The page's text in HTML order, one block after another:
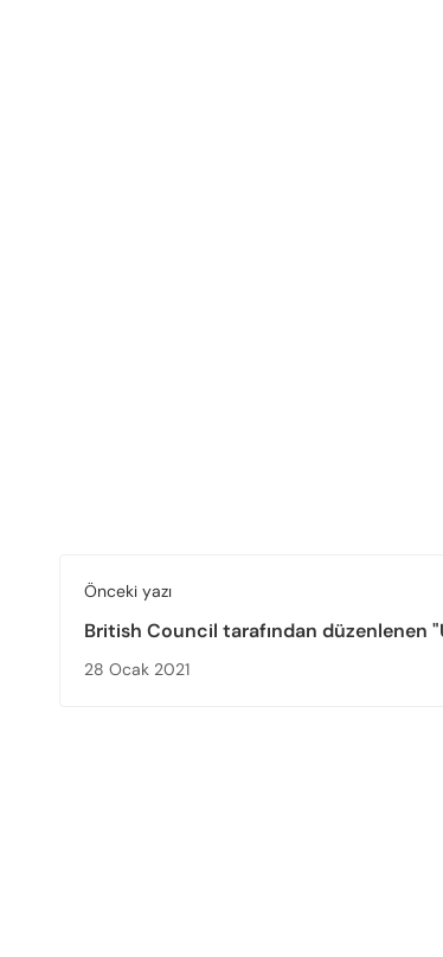
Önceki yazı
British Council tarafından düzenlenen
Technology to Enhance Employability"
28 Ocak 2021